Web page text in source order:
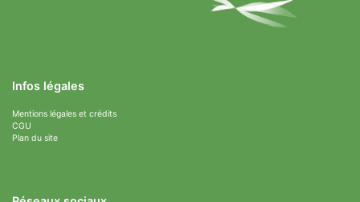
Infos légales
Mentions légales et crédits
CGU
Plan du site